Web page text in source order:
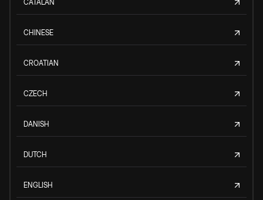
CATALAN
CHINESE
CROATIAN
CZECH
DANISH
DUTCH
ENGLISH